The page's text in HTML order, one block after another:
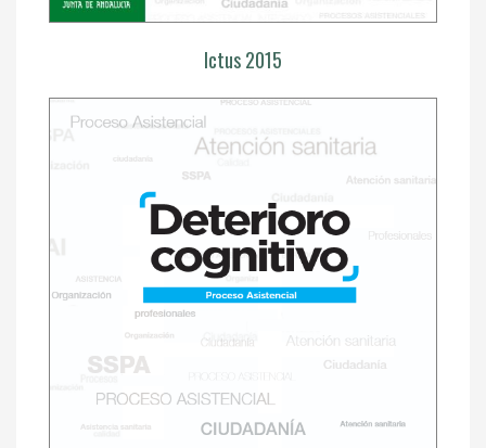
Ictus 2015